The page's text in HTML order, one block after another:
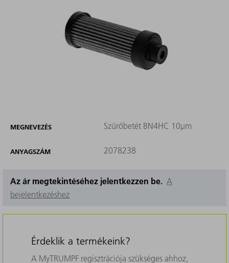
MEGNEVEZÉS Szűrőbetét BN4HC 10µm
ANYAGSZÁM 2078238
Az ár megtekintéséhez jelentkezzen be. A
bejelentkezéshez
Érdeklik a termékeink?
A MyTRUMPF regisztrációja szükséges ahhoz,